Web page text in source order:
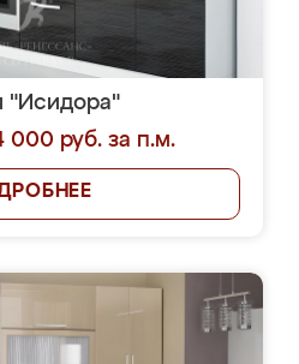
"Исидора"
000 руб. за п.м.